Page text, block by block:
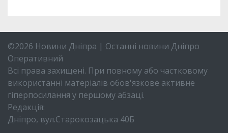
©2026 Новини Дніпра | Останні новини Дніпро
Оперативний
Всі права захищені. При повному або частковому
використанні матеріалів обов'язкове активне
гіперпосилання у першому абзаці.
Редакція:
Дніпро, вул.Старокозацька 40Б